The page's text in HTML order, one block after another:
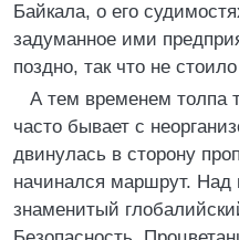
Байкала, о его
задуманное ими
поздно, так что не
А тем временем толпа
часто бывает с
двинулась в сторону
начинался маршрут. Над
знаменитый